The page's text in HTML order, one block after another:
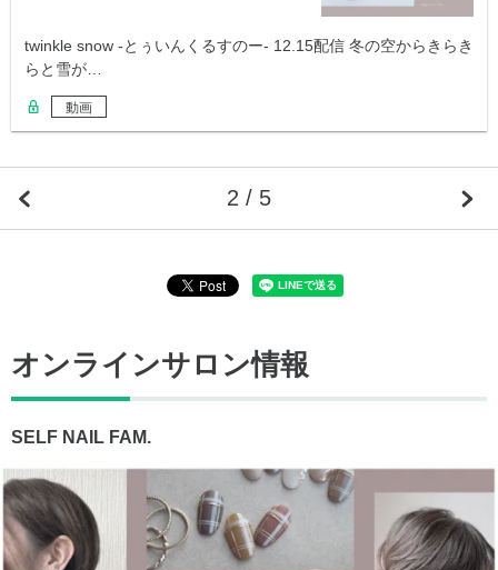
twinkle snow -とぅいんくるすのー- 12.15配信 冬の空からきらき
らと雪が…
動画
2 / 5
オンラインサロン情報
SELF NAIL FAM.